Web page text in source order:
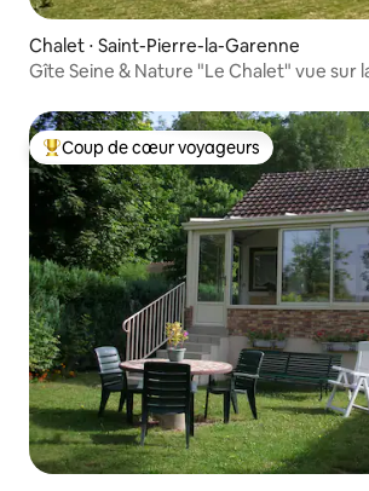
Chalet ⋅ Saint-Pierre-la-Garenne
Gîte Seine & Nature "Le Chalet" vue sur
Coups de cœur voyageurs les plus
Coup de cœur voyageurs